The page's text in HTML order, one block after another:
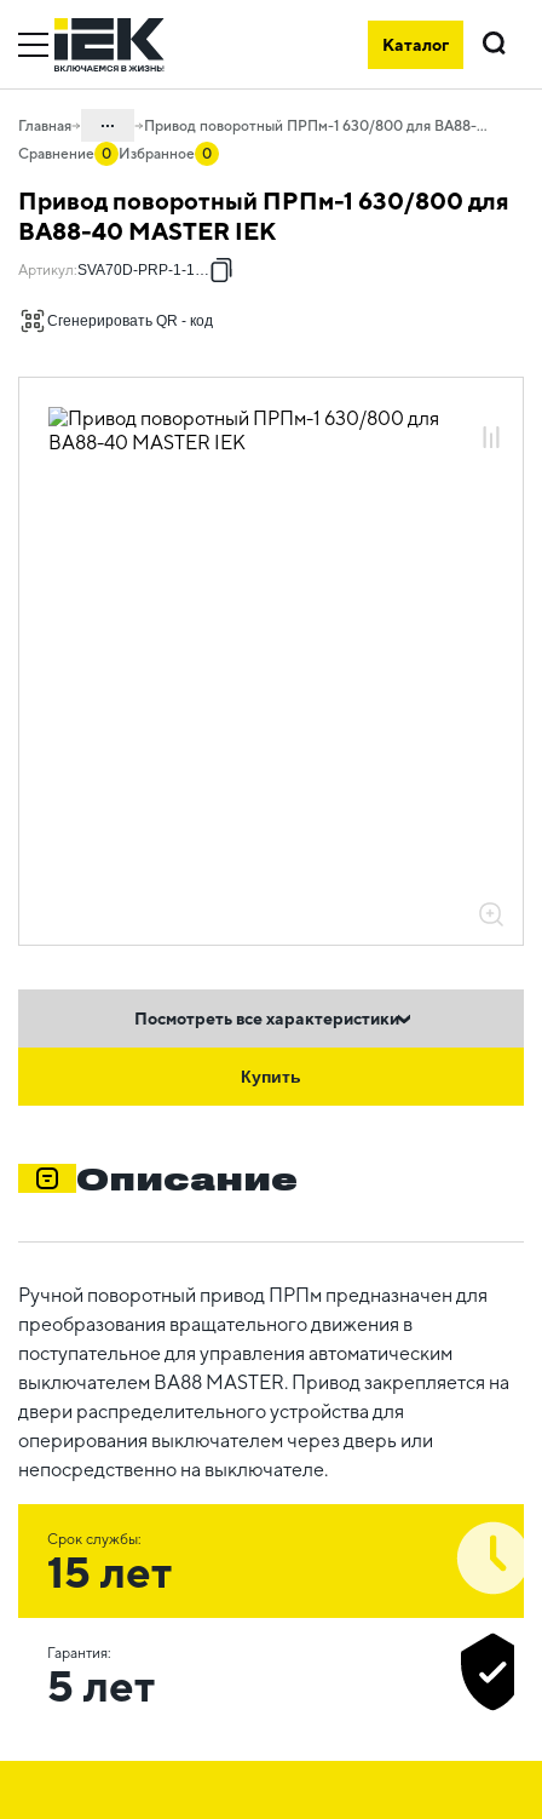
Каталог
Поиск
Главная ...
02. Силовое оборудование защиты и
коммутации
02.01 Силовые автоматические
устройства
02.01.04.02 Дополнительные
Привод поворотный ПРПм-1 630/800 для ВА88-40 MASTER IEK
Сравнение 0 Избранное 0
Привод поворотный ПРПм-1 630/800 для
ВА88-40 MASTER IEK
Артикул:SVA70D-PRP-1-1-02
Сгенерировать QR - код
Посмотреть все характеристики
Купить
Описание
Ручной поворотный привод ПРПм предназначен для
преобразования вращательного движения в
поступательное для управления автоматическим
выключателем ВА88 MASTER. Привод закрепляется на
двери распределительного устройства для
оперирования выключателем через дверь или
непосредственно на выключателе.
Срок службы:
15 лет
Гарантия:
5 лет